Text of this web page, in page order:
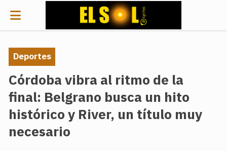
Córdoba vibra al ritmo de la
final: Belgrano busca un hito
histórico y River, un título muy
necesario
Deportes